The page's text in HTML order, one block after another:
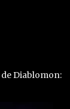
de Diablomon: